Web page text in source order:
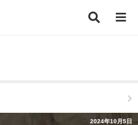
2024年10月5日